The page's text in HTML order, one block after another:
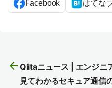
Facebook はてな
arrow_back Qiitaニュース | エンジニ
見てわかるセキュア通信